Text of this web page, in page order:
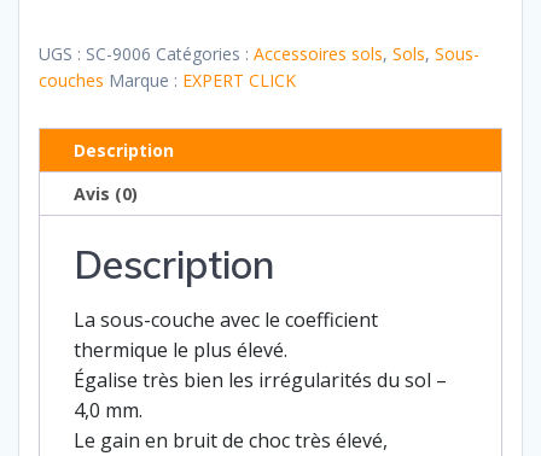
couche
Expert
Compensation
Aquastop
UGS : SC-9006 Catégories : Accessoires sols, Sols, Sous-
couches Marque : EXPERT CLICK
Description
Avis (0)
Description
La sous-couche avec le coefficient
thermique le plus élevé.
Égalise très bien les irrégularités du sol –
4,0 mm.
Le gain en bruit de choc très élevé,